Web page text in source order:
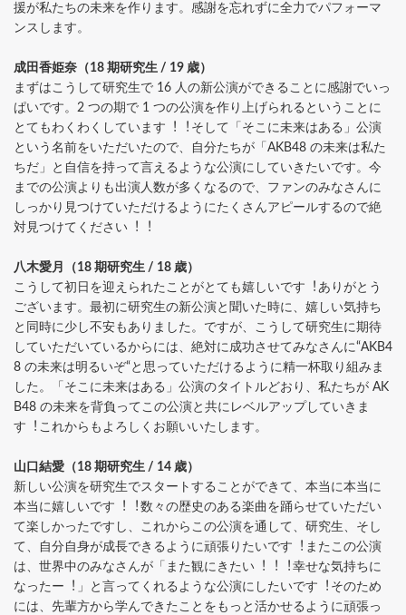
援が私たちの未来を作ります。感謝を忘れずに全⼒でパフォーマ
ンスします。
成⽥⾹姫奈（18 期研究⽣ / 19 歳）
まずはこうして研究⽣で 16 ⼈の新公演ができることに感謝でいっ
ぱいです。2 つの期で 1 つの公演を作り上げられるということに
とてもわくわくしています︕︕そして「そこに未来はある」公演
という名前をいただいたので、⾃分たちが「AKB48 の未来は私た
ちだ」と⾃信を持って⾔えるような公演にしていきたいです。今
までの公演よりも出演⼈数が多くなるので、ファンのみなさんに
しっかり⾒つけていただけるようにたくさんアピールするので絶
対⾒つけてください︕︕
⼋⽊愛⽉（18 期研究⽣ / 18 歳）
こうして初⽇を迎えられたことがとても嬉しいです︕ありがとう
ございます。最初に研究⽣の新公演と聞いた時に、嬉しい気持ち
と同時に少し不安もありました。ですが、こうして研究⽣に期待
していただいているからには、絶対に成功させてみなさんに“AKB4
8 の未来は明るいぞ“と思っていただけるように精⼀杯取り組みま
した。「そこに未来はある」公演のタイトルどおり、私たちが AK
B48 の未来を背負ってこの公演と共にレベルアップしていきま
す︕これからもよろしくお願いいたします。
⼭⼝結愛（18 期研究⽣ / 14 歳）
新しい公演を研究⽣でスタートすることができて、本当に本当に
本当に嬉しいです︕︕数々の歴史のある楽曲を踊らせていただい
て楽しかったですし、これからこの公演を通して、研究⽣、そし
て、⾃分⾃⾝が成⻑できるように頑張りたいです︕またこの公演
は、世界中のみなさんが「また観にきたい︕︕︕幸せな気持ちに
なったー︕」と⾔ってくれるような公演にしたいです︕そのため
には、先輩⽅から学んできたことをもっと活かせるように頑張っ